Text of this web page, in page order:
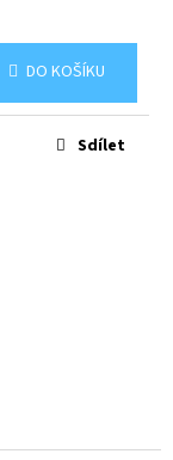
DO KOŠÍKU
Sdílet